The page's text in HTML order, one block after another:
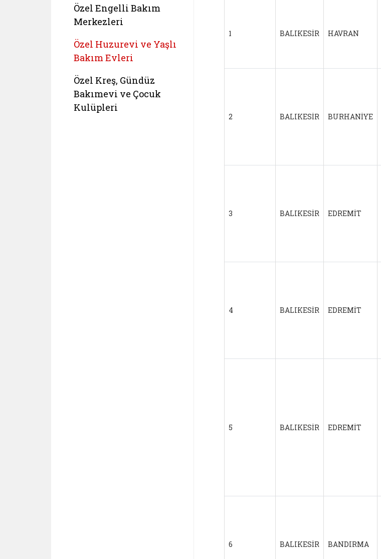
Özel Engelli Bakım
Merkezleri
Özel Huzurevi ve Yaşlı
Bakım Evleri
Özel Kreş, Gündüz
Bakımevi ve Çocuk
Kulüpleri
1 BALIKESİR HAVRAN
2 BALIKESİR BURHANİYE
3 BALIKESİR EDREMİT
4 BALIKESİR EDREMİT
5 BALIKESİR EDREMİT
6 BALIKESİR BANDIRMA